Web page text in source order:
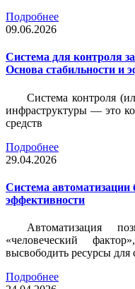
Подробнее
09.06.2026
Система для контроля
Основа стабильности и
Система контроля
инфраструктуры — это
средств
Подробнее
29.04.2026
Система автоматизации
эффективности
Автоматизация
«человеческий
высвободить ресурсы для
Подробнее